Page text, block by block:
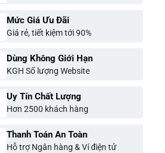
Mức Giá Ưu Đãi
Giá rẻ, tiết kiệm tới 90%
Dùng Không Giới Hạn
KGH Số lượng Website
Uy Tín Chất Lượng
Hơn 2500 khách hàng
Thanh Toán An Toàn
Hỗ trợ Ngân hàng & Ví điện tử